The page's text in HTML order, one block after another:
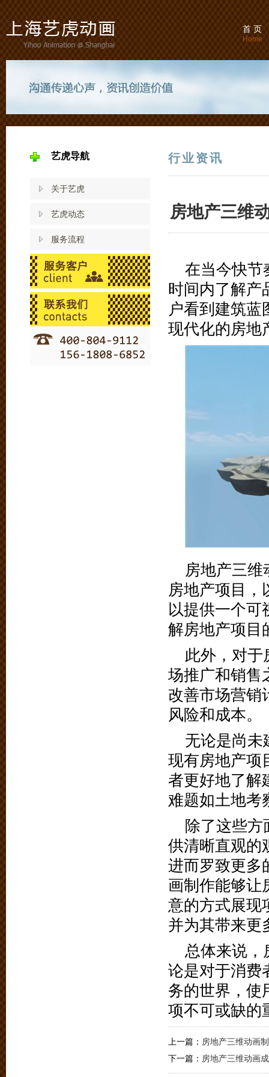
首 页
Home
艺虎导航
关于艺虎
艺虎动态
服务流程
行业资讯
房地产三维
在当今快节
时间内了解产
户看到建筑
现代化的房地
房地产三
房地产项目，
以提供一个可
解房地产项目
此外，对于
场推广和销售
改善市场营销
风险和成本。
无论是尚未
现有房地产项
者更好地了解
难题如土地考
除了这些
供清晰直观的
进而罗致更多
画制作能够让
意的方式展现
并为其带来更
总体来说，
论是对于消费
务的世界，使
项不可或缺的
上一篇： 房地产三维动画
下一篇： 房地产三维动画